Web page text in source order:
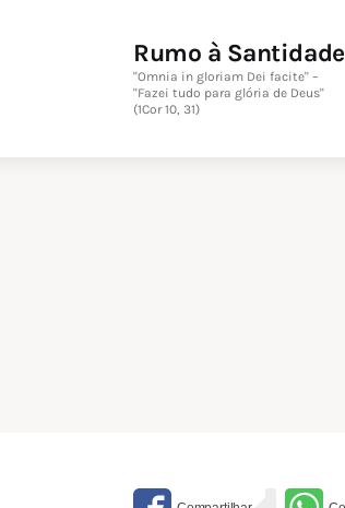
Rumo à Santidade
"Omnia in gloriam Dei facite" –
"Fazei tudo para glória de Deus"
(1Cor 10, 31)